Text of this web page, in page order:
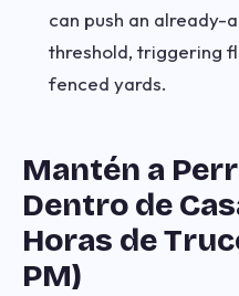
can push an already-
threshold, triggering
fenced yards.
Mantén a
Dentro de
Horas de
PM)